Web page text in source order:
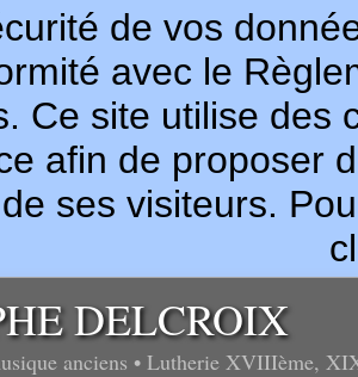
de vos
avec le
Ce site utilise des
afin de proposer
ses visiteurs.
DELCROIX
anciens • Lutherie XVIIIème,